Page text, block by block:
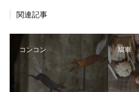
関連記事
コンコン 鳩車